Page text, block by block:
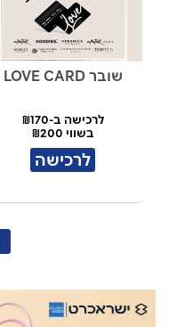
שובר LOVE CARD
לרכישה ב-₪170
בשווי ₪200
לרכישה